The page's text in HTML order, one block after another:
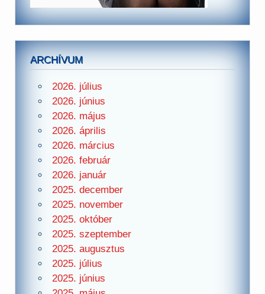
ARCHÍVUM
2026. július
2026. június
2026. május
2026. április
2026. március
2026. február
2026. január
2025. december
2025. november
2025. október
2025. szeptember
2025. augusztus
2025. július
2025. június